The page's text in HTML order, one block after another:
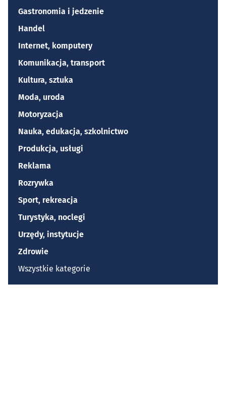
Gastronomia i jedzenie
Handel
Internet, komputery
Komunikacja, transport
Kultura, sztuka
Moda, uroda
Motoryzacja
Nauka, edukacja, szkolnictwo
Produkcja, usługi
Reklama
Rozrywka
Sport, rekreacja
Turystyka, noclegi
Urzędy, instytucje
Zdrowie
Wszystkie kategorie